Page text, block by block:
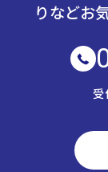
りなどお